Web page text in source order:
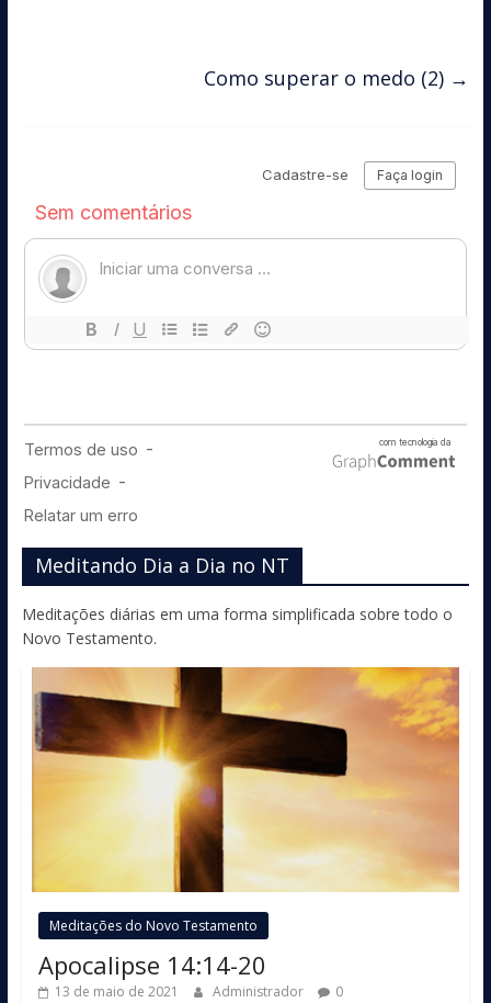
Como superar o medo (2) →
Meditando Dia a Dia no NT
Meditações diárias em uma forma simplificada sobre todo o
Novo Testamento.
Meditações do Novo Testamento
Apocalipse 14:14-20
13 de maio de 2021 Administrador 0